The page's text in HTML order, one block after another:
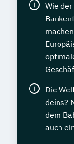
Wie
Die
deins?
dem
auch